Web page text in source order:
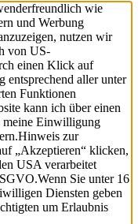
wie
und Werbung
nutzen wir
von US-
einen Klick auf
entsprechend aller unter
Funktionen
kann ich über einen
meine Einwilligung
Hinweis zur
„Akzeptieren“ klicken,
USA verarbeitet
Wenn Sie unter 16
Diensten geben
um Erlaubnis